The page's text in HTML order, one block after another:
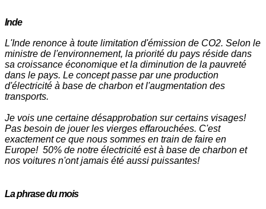
Inde
L'Inde renonce à toute limitation d'émission de CO2. Selon le
ministre de l'environnement, la priorité du pays réside dans
sa croissance économique et la diminution de la pauvreté
dans le pays. Le concept passe par une production
d'électricité à base de charbon et l'augmentation des
transports.
Je vois une certaine désapprobation sur certains visages!
Pas besoin de jouer les vierges effarouchées. C'est
exactement ce que nous sommes en train de faire en
Europe! 50% de notre électricité est à base de charbon et
nos voitures n'ont jamais été aussi puissantes!
Laphrase du mois